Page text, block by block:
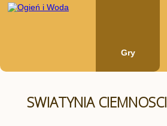
Gry
SWIATYNIA CIEMNOSCI